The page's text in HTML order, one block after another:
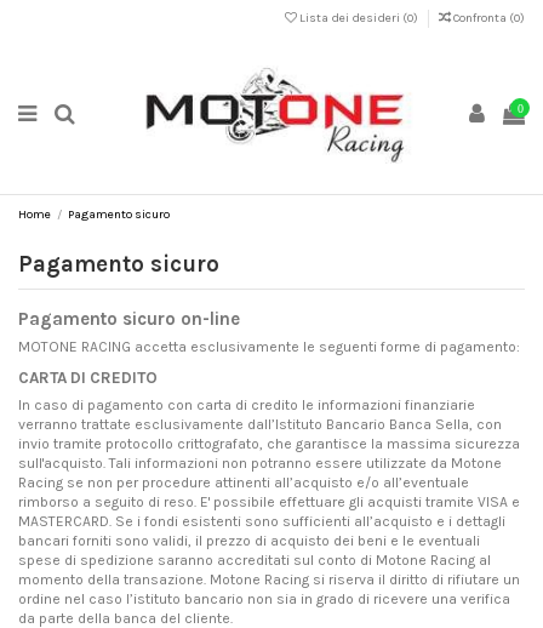
Lista dei desideri (0) Confronta (0)
0
Home Pagamento sicuro
Pagamento sicuro
Pagamento sicuro on-line
MOTONE RACING accetta esclusivamente le seguenti forme di pagamento:
CARTA DI CREDITO
In caso di pagamento con carta di credito le informazioni finanziarie
verranno trattate esclusivamente dall’Istituto Bancario Banca Sella, con
invio tramite protocollo crittografato, che garantisce la massima sicurezza
sull'acquisto. Tali informazioni non potranno essere utilizzate da Motone
Racing se non per procedure attinenti all’acquisto e/o all’eventuale
rimborso a seguito di reso. E' possibile effettuare gli acquisti tramite VISA e
MASTERCARD. Se i fondi esistenti sono sufficienti all’acquisto e i dettagli
bancari forniti sono validi, il prezzo di acquisto dei beni e le eventuali
spese di spedizione saranno accreditati sul conto di Motone Racing al
momento della transazione. Motone Racing si riserva il diritto di rifiutare un
ordine nel caso l’istituto bancario non sia in grado di ricevere una verifica
da parte della banca del cliente.